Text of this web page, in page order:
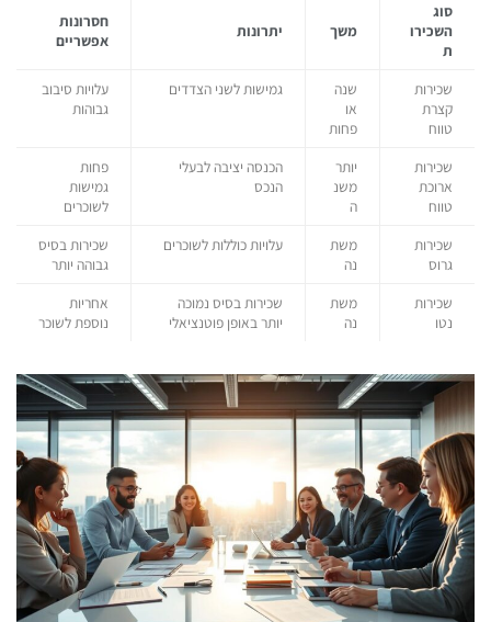
סוג
השכירו
ת
משך יתרונות
חסרונות
אפשריים
שכירות
קצרת
טווח
שנה
או
פחות
גמישות לשני הצדדים
עלויות סיבוב
גבוהות
שכירות
ארוכת
טווח
יותר
משנ
ה
הכנסה יציבה לבעלי
הנכס
פחות
גמישות
לשוכרים
שכירות
גרוס
משת
נה
עלויות כוללות לשוכרים
שכירות בסיס
גבוהה יותר
שכירות
נטו
משת
נה
שכירות בסיס נמוכה
יותר באופן פוטנציאלי
אחריות
נוספת לשוכר